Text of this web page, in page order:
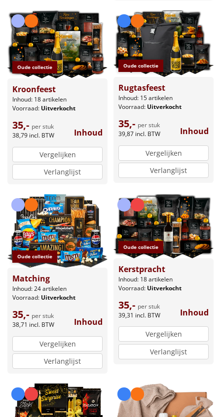
Oude collectie
Kroonfeest
Inhoud: 18 artikelen
Voorraad: Uitverkocht
35,- per stuk
38,79 incl. BTW Inhoud
Vergelijken
Verlanglijst
Oude collectie
Rugtasfeest
Inhoud: 15 artikelen
Voorraad: Uitverkocht
35,- per stuk
39,87 incl. BTW Inhoud
Vergelijken
Verlanglijst
Oude collectie
Matching
Inhoud: 24 artikelen
Voorraad: Uitverkocht
35,- per stuk
38,71 incl. BTW Inhoud
Vergelijken
Verlanglijst
Oude collectie
Kerstpracht
Inhoud: 18 artikelen
Voorraad: Uitverkocht
35,- per stuk
39,31 incl. BTW Inhoud
Vergelijken
Verlanglijst